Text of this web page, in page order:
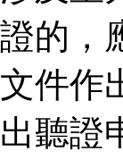
證的，
文件作
出聽證